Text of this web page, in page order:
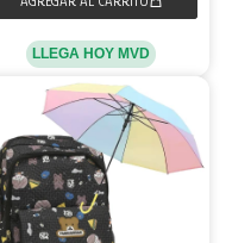
LLEGA HOY MVD